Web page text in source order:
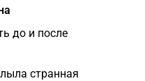
до и после
странная